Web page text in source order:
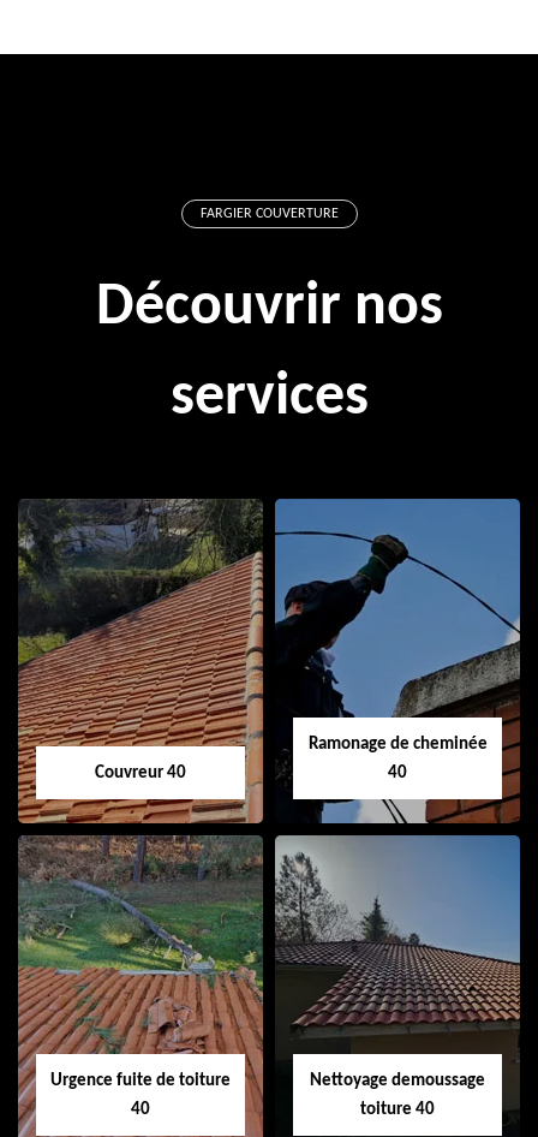
FARGIER COUVERTURE
Découvrir nos
services
Couvreur 40
Couvreur 40
Ramonage de cheminée
40
Ramonage de
cheminée 40
Urgence fuite de toiture
40
Nettoyage demoussage
toiture 40